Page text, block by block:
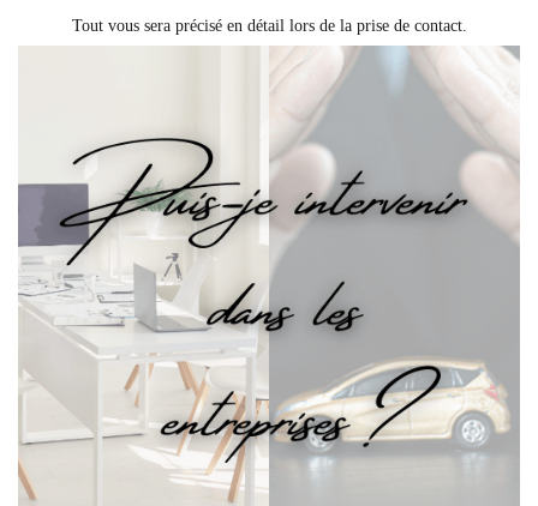
Tout vous sera précisé en détail lors de la prise de contact.